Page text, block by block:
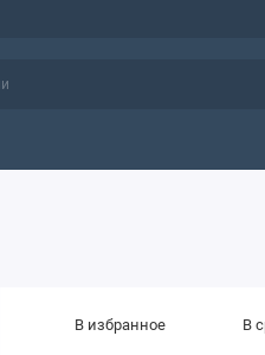
В избранное В